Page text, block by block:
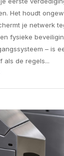
Het houdt
je netwerk
fysieke
– is
als de regels...